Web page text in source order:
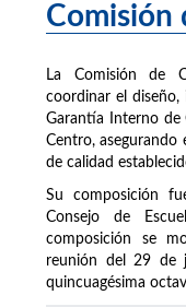
Comisión
La Comisión de
coordinar el diseño,
Garantía Interno de
Centro,
de calidad
Su composición
Consejo de
composición se
reunión del 29 de
quincuagésima